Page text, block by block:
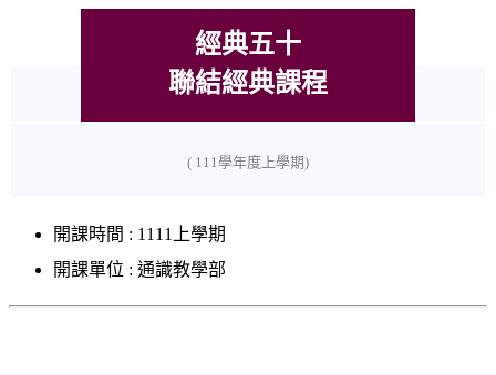
經典五十
聯結經典課程
( 111學年度上學期)
開課時間 : 1111上學期
開課單位 : 通識教學部